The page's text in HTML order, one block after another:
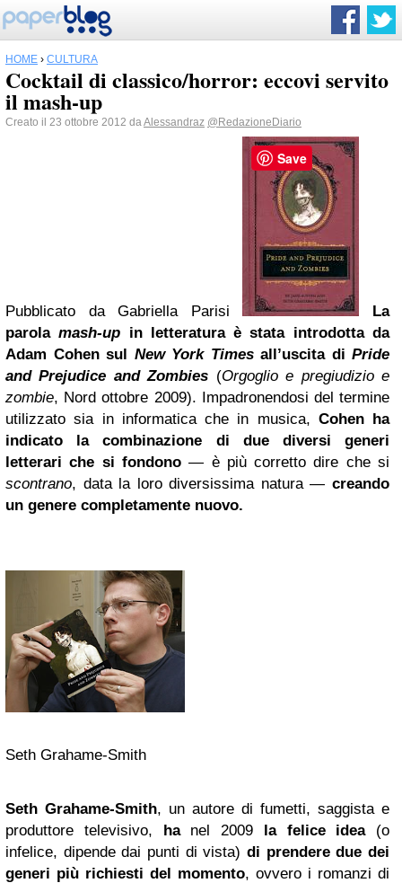
HOME › CULTURA
Cocktail di classico/horror: eccovi servito
il mash-up
Creato il 23 ottobre 2012 daAlessandraz @RedazioneDiario
Pubblicato daGabriella Parisi
La
parolamash-up in letteratura è stata introdotta da
Adam Cohen sul New York Timesall’uscita di Pride
and Prejudice and Zombies (Orgoglio e pregiudizio e
zombie, Nord ottobre 2009). Impadronendosi del termine
utilizzato sia in informatica che in musica, Cohen ha
indicato la combinazione di due diversi generi
letterari che si fondono— è più corretto dire che si
scontrano, data la loro diversissima natura — creando
un genere completamente nuovo.
Seth Grahame-Smith
Seth Grahame-Smith, un autore di fumetti, saggista e
produttore televisivo, hanel 2009 la felice idea (o
infelice, dipende dai punti di vista) di prendere due dei
generi più richiesti del momento, ovvero i romanzi di
Save